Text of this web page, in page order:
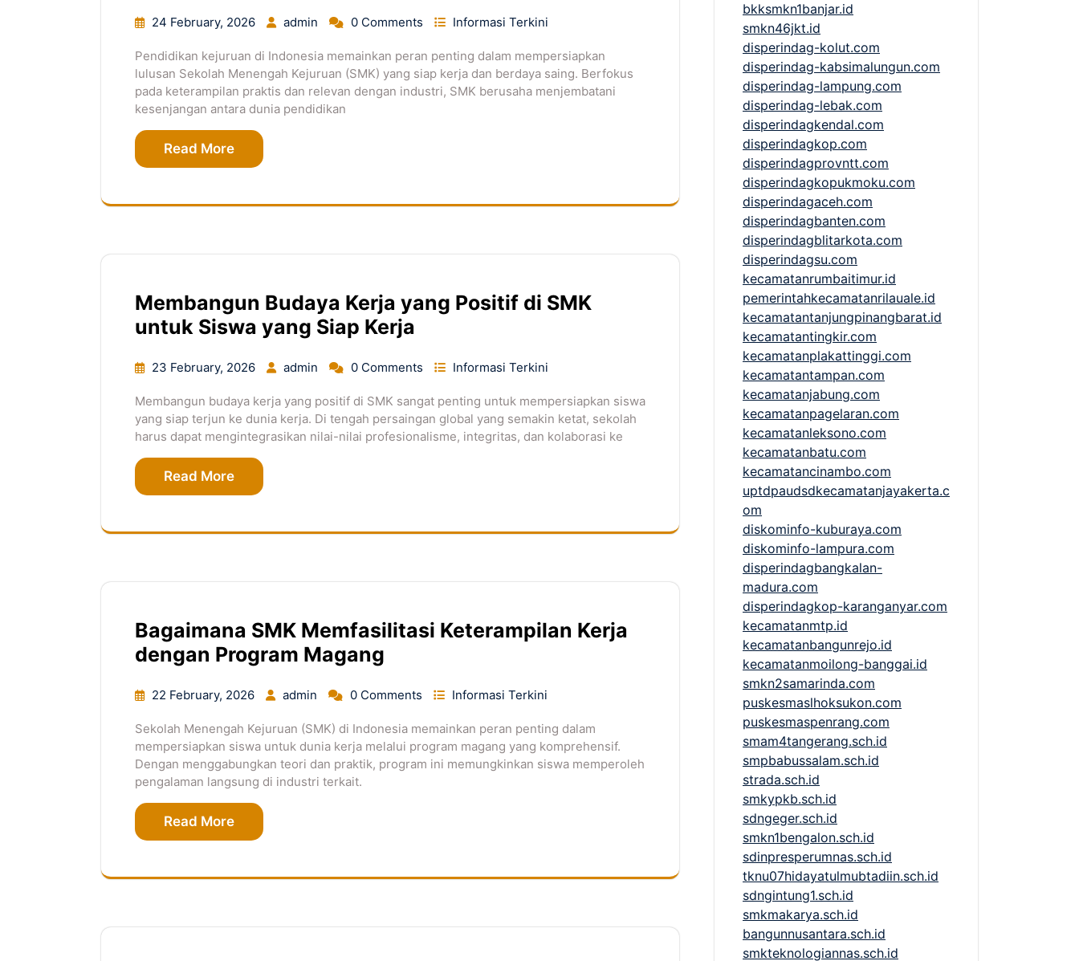
24 February, 2026 admin 0 Comments Informasi Terkini
Pendidikan kejuruan di Indonesia memainkan peran penting dalam mempersiapkan
lulusan Sekolah Menengah Kejuruan (SMK) yang siap kerja dan berdaya saing. Berfokus
pada keterampilan praktis dan relevan dengan industri, SMK berusaha menjembatani
kesenjangan antara dunia pendidikan
Read More
Membangun Budaya Kerja yang Positif di SMK
untuk Siswa yang Siap Kerja
23 February, 2026 admin 0 Comments Informasi Terkini
Membangun budaya kerja yang positif di SMK sangat penting untuk mempersiapkan siswa
yang siap terjun ke dunia kerja. Di tengah persaingan global yang semakin ketat, sekolah
harus dapat mengintegrasikan nilai-nilai profesionalisme, integritas, dan kolaborasi ke
Read More
Bagaimana SMK Memfasilitasi Keterampilan Kerja
dengan Program Magang
22 February, 2026 admin 0 Comments Informasi Terkini
Sekolah Menengah Kejuruan (SMK) di Indonesia memainkan peran penting dalam
mempersiapkan siswa untuk dunia kerja melalui program magang yang komprehensif.
Dengan menggabungkan teori dan praktik, program ini memungkinkan siswa memperoleh
pengalaman langsung di industri terkait.
Read More
bkksmkn1banjar.id
smkn46jkt.id
disperindag-kolut.com
disperindag-kabsimalungun.com
disperindag-lampung.com
disperindag-lebak.com
disperindagkendal.com
disperindagkop.com
disperindagprovntt.com
disperindagkopukmoku.com
disperindagaceh.com
disperindagbanten.com
disperindagblitarkota.com
disperindagsu.com
kecamatanrumbaitimur.id
pemerintahkecamatanrilauale.id
kecamatantanjungpinangbarat.id
kecamatantingkir.com
kecamatanplakattinggi.com
kecamatantampan.com
kecamatanjabung.com
kecamatanpagelaran.com
kecamatanleksono.com
kecamatanbatu.com
kecamatancinambo.com
uptdpaudsdkecamatanjayakerta.c
om
diskominfo-kuburaya.com
diskominfo-lampura.com
disperindagbangkalan-
madura.com
disperindagkop-karanganyar.com
kecamatanmtp.id
kecamatanbangunrejo.id
kecamatanmoilong-banggai.id
smkn2samarinda.com
puskesmaslhoksukon.com
puskesmaspenrang.com
smam4tangerang.sch.id
smpbabussalam.sch.id
strada.sch.id
smkypkb.sch.id
sdngeger.sch.id
smkn1bengalon.sch.id
sdinpresperumnas.sch.id
tknu07hidayatulmubtadiin.sch.id
sdngintung1.sch.id
smkmakarya.sch.id
bangunnusantara.sch.id
smkteknologiannas.sch.id